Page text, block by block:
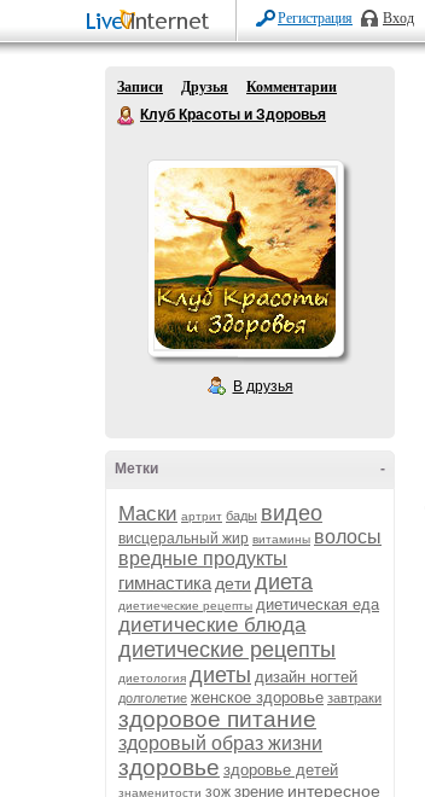
Регистрация Вход
Записи Друзья
Комментарии
Клуб Красоты и Здоровья
В друзья
-
Метки
Маски артрит бады видео
висцеральный жир витамины волосы
вредные продукты
гимнастика дети диета
диетиеческие рецепты диетическая еда
диетические блюда
диетические рецепты
диетология диеты дизайн ногтей
долголетие женское здоровье завтраки
здоровое питание
здоровый образ жизни
здоровье здоровье детей
знаменитости зож зрение интересное